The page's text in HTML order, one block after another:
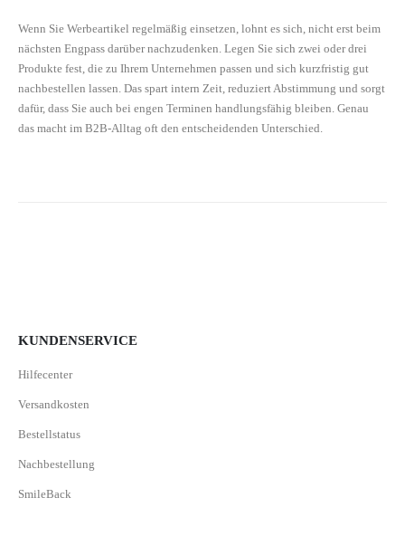
Wenn Sie Werbeartikel regelmäßig einsetzen, lohnt es sich, nicht erst beim
nächsten Engpass darüber nachzudenken. Legen Sie sich zwei oder drei
Produkte fest, die zu Ihrem Unternehmen passen und sich kurzfristig gut
nachbestellen lassen. Das spart intern Zeit, reduziert Abstimmung und sorgt
dafür, dass Sie auch bei engen Terminen handlungsfähig bleiben. Genau
das macht im B2B-Alltag oft den entscheidenden Unterschied.
KUNDENSERVICE
Hilfecenter
Versandkosten
Bestellstatus
Nachbestellung
SmileBack